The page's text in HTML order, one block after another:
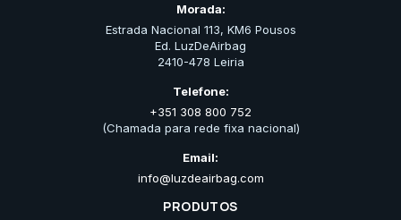
Morada:
Estrada Nacional 113, KM6 Pousos
Ed. LuzDeAirbag
2410-478 Leiria
Telefone:
+351 308 800 752
(Chamada para rede fixa nacional)
Email:
info@luzdeairbag.com
PRODUTOS